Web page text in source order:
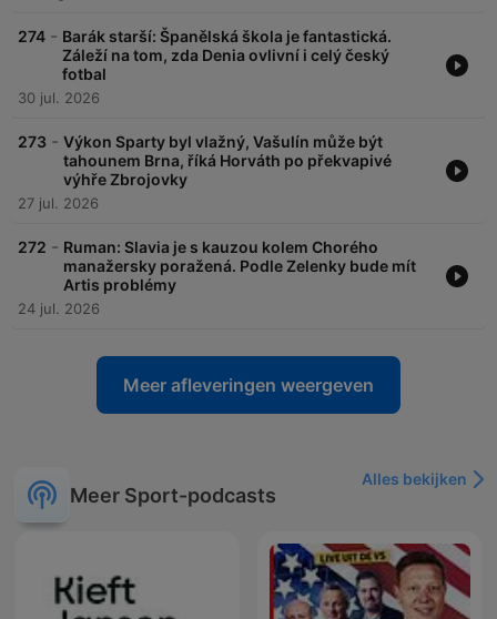
274 - Barák starší: Španělská škola je fantastická.
Záleží na tom, zda Denia ovlivní i celý český
fotbal
30 jul. 2026
273 - Výkon Sparty byl vlažný, Vašulín může být
tahounem Brna, říká Horváth po překvapivé
výhře Zbrojovky
27 jul. 2026
272 - Ruman: Slavia je s kauzou kolem Chorého
manažersky poražená. Podle Zelenky bude mít
Artis problémy
24 jul. 2026
Meer afleveringen weergeven
Meer Sport-podcasts
Alles bekijken